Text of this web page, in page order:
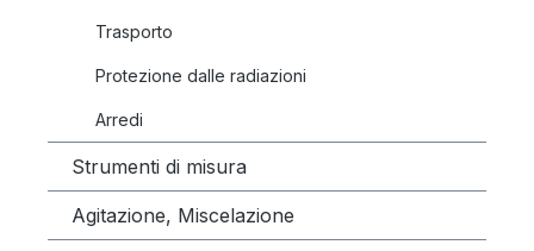
Trasporto
Protezione dalle radiazioni
Arredi
Strumenti di misura
Agitazione, Miscelazione